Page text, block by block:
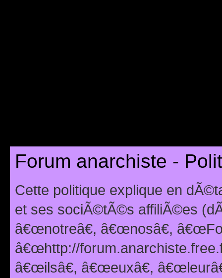
Forum anarchiste -
Cette politique explique en
et ses sociÃ©tÃ©s affiliÃ©es
â€œnotreâ€, â€œnosâ€,
â€œhttp://
â€œilsâ€, â€œeuxâ€,